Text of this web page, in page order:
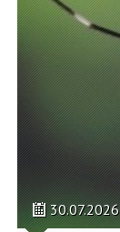
30.07.2026